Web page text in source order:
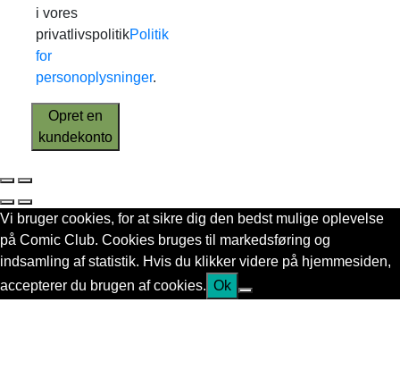
i vores
privatlivspolitikPolitik
for
personoplysninger.
Opret en
kundekonto
Vi bruger cookies, for at sikre dig den bedst mulige oplevelse
på Comic Club. Cookies bruges til markedsføring og
indsamling af statistik. Hvis du klikker videre på hjemmesiden,
accepterer du brugen af cookies. Ok